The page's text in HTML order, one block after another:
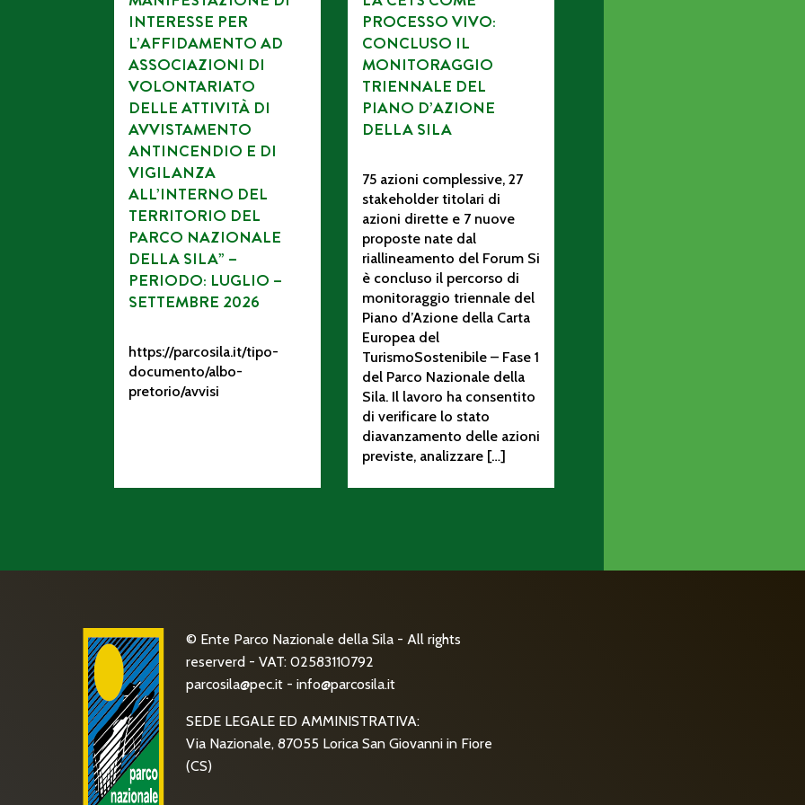
INTERESSE PER
L’AFFIDAMENTO AD
ASSOCIAZIONI DI
VOLONTARIATO
DELLE ATTIVITÀ DI
AVVISTAMENTO
ANTINCENDIO E DI
VIGILANZA
ALL’INTERNO DEL
TERRITORIO DEL
PARCO NAZIONALE
DELLA SILA” –
PERIODO: LUGLIO –
SETTEMBRE 2026
https://parcosila.it/tipo-
documento/albo-
pretorio/avvisi
PROCESSO VIVO:
CONCLUSO IL
MONITORAGGIO
TRIENNALE DEL
PIANO D’AZIONE
DELLA SILA
75 azioni complessive, 27
stakeholder titolari di
azioni dirette e 7 nuove
proposte nate dal
riallineamento del Forum Si
è concluso il percorso di
monitoraggio triennale del
Piano d’Azione della Carta
Europea del
TurismoSostenibile – Fase 1
del Parco Nazionale della
Sila. Il lavoro ha consentito
di verificare lo stato
diavanzamento delle azioni
previste, analizzare […]
© Ente Parco Nazionale della Sila - All rights
reserverd - VAT: 02583110792
parcosila@pec.it - info@parcosila.it
SEDE LEGALE ED AMMINISTRATIVA:
Via Nazionale, 87055 Lorica San Giovanni in Fiore
(CS)